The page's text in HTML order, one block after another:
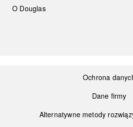
O Douglas
Ochrona
Dane firmy
Alternatywne metody